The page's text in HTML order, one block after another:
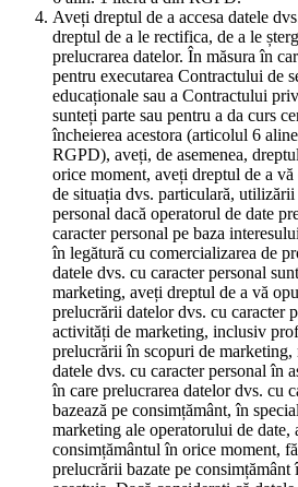
Aveți dreptul de a accesa datele
dreptul de a le rectifica, de a le
prelucrarea datelor. În măsura în
pentru executarea Contractului de
educaționale sau a Contractului
sunteți parte sau pentru a da curs
încheierea acestora (articolul 6
RGPD), aveți, de asemenea,
orice moment, aveți dreptul de a
de situația dvs. particulară,
personal dacă operatorul de date
caracter personal pe baza
în legătură cu comercializarea de
datele dvs. cu caracter personal
marketing, aveți dreptul de a vă
prelucrării datelor dvs. cu caracter
activități de marketing, inclusiv
prelucrării în scopuri de marketing,
datele dvs. cu caracter personal în
în care prelucrarea datelor dvs. cu
bazează pe consimțământ, în
marketing ale operatorului de date,
consimțământul în orice moment,
prelucrării bazate pe consimțământ